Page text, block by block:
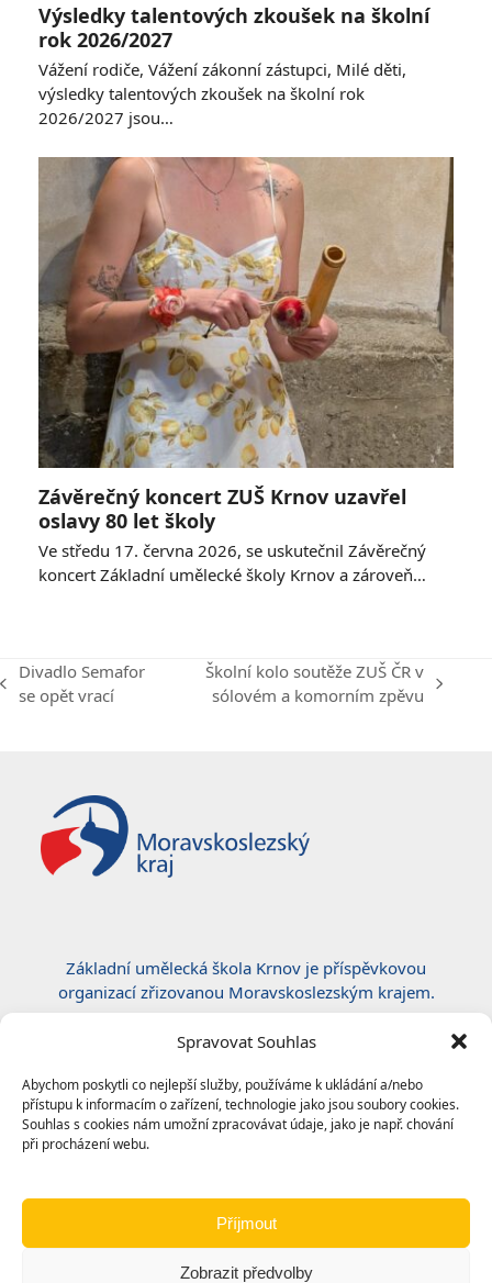
Spravovat Souhlas
Abychom poskytli co nejlepší služby, používáme k ukládání a/nebo
přístupu k informacím o zařízení, technologie jako jsou soubory cookies.
Souhlas s cookies nám umožní zpracovávat údaje, jako je např. chování
při procházení webu.
Příjmout
Zobrazit předvolby
Výsledky talentových zkoušek na školní
rok 2026/2027
Vážení rodiče, Vážení zákonní zástupci, Milé děti,
výsledky talentových zkoušek na školní rok
2026/2027 jsou…
Závěrečný koncert ZUŠ Krnov uzavřel
oslavy 80 let školy
Ve středu 17. června 2026, se uskutečnil Závěrečný
koncert Základní umělecké školy Krnov a zároveň…
previous
Divadlo Semafor
se opět vrací
Školní kolo soutěže ZUŠ ČR v
sólovém a komorním zpěvu
Základní umělecká škola Krnov je příspěvkovou
organizací zřizovanou Moravskoslezským krajem.
Certifikace ČSN EN ISO 50001:2019